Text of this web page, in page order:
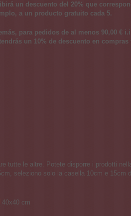
un descuento del 20% que
a un producto gratuito cada 5.
para pedidos de al menos 90,00 €
un 10% de descuento en compras
40x40 cm